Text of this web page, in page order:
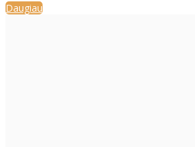
Daugiau